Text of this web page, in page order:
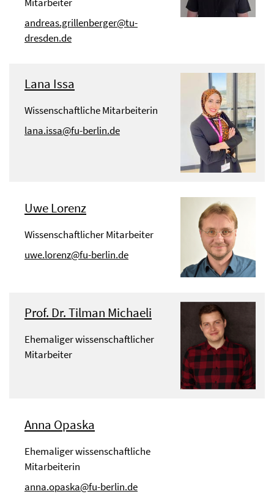
andreas.grillenberger@tu-
dresden.de
Lana Issa
Wissenschaftliche Mitarbeiterin
lana.issa@fu-berlin.de
Uwe Lorenz
Wissenschaftlicher Mitarbeiter
uwe.lorenz@fu-berlin.de
Prof. Dr. Tilman Michaeli
Ehemaliger wissenschaftlicher
Mitarbeiter
Anna Opaska
Ehemaliger wissenschaftliche
Mitarbeiterin
anna.opaska@fu-berlin.de